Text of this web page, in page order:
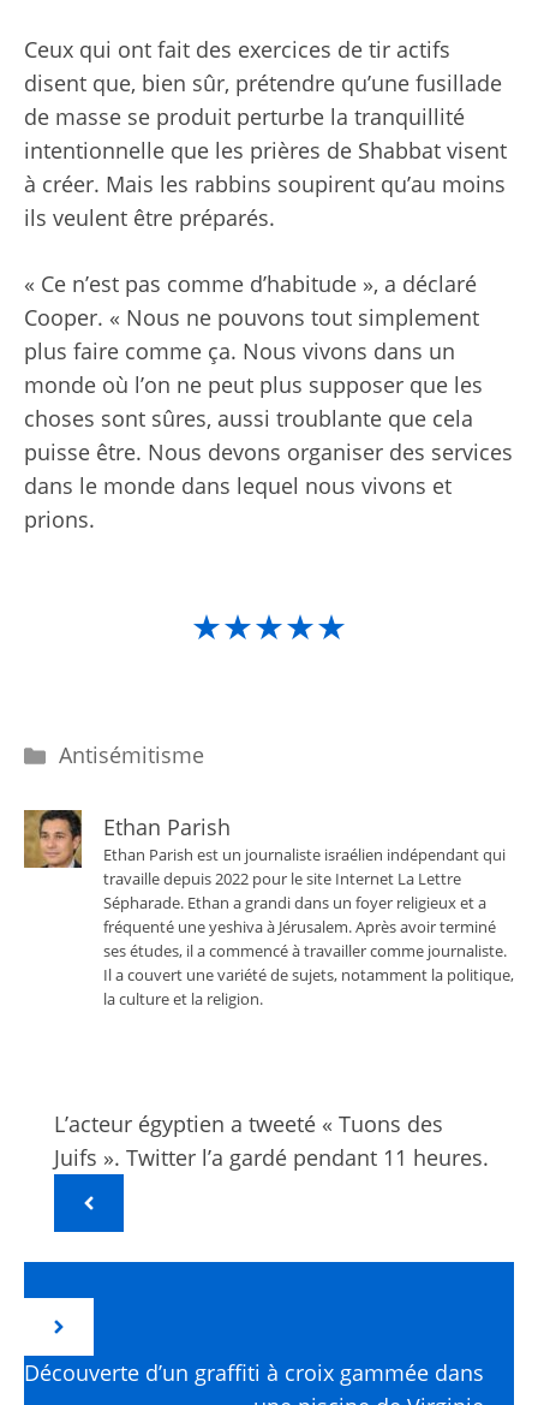
Ceux qui ont fait des exercices de tir actifs
disent que, bien sûr, prétendre qu’une fusillade
de masse se produit perturbe la tranquillité
intentionnelle que les prières de Shabbat visent
à créer. Mais les rabbins soupirent qu’au moins
ils veulent être préparés.
« Ce n’est pas comme d’habitude », a déclaré
Cooper. « Nous ne pouvons tout simplement
plus faire comme ça. Nous vivons dans un
monde où l’on ne peut plus supposer que les
choses sont sûres, aussi troublante que cela
puisse être. Nous devons organiser des services
dans le monde dans lequel nous vivons et
prions.
★★★★★
Catégories
Antisémitisme
Ethan Parish
Ethan Parish est un journaliste israélien indépendant qui
travaille depuis 2022 pour le site Internet La Lettre
Sépharade. Ethan a grandi dans un foyer religieux et a
fréquenté une yeshiva à Jérusalem. Après avoir terminé
ses études, il a commencé à travailler comme journaliste.
Il a couvert une variété de sujets, notamment la politique,
la culture et la religion.
L’acteur égyptien a tweeté « Tuons des
Juifs ». Twitter l’a gardé pendant 11 heures.
Découverte d’un graffiti à croix gammée dans